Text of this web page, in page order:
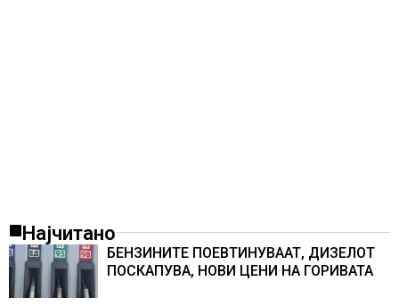
Најчитано
БЕНЗИНИТЕ ПОЕВТИНУВААТ, ДИЗЕЛОТ
ПОСКАПУВА, НОВИ ЦЕНИ НА ГОРИВАТА